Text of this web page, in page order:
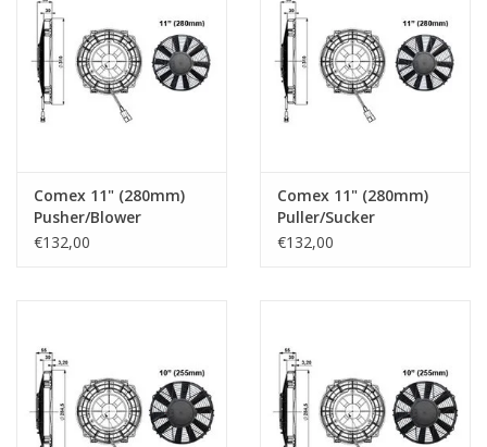
Comex 11" (280mm)
Pusher/Blower
€132,00
Comex 11" (280mm)
Puller/Sucker
€132,00